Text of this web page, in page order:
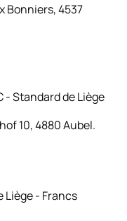
Bonniers, 4537
- Standard de Liège
10, 4880 Aubel.
Liège - Francs